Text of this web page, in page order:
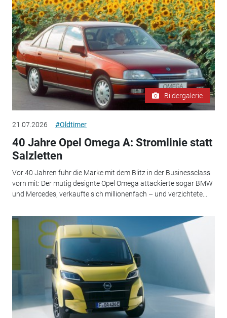
Bildergalerie
21.07.2026 #Oldtimer
40 Jahre Opel Omega A: Stromlinie statt
Salzletten
Vor 40 Jahren fuhr die Marke mit dem Blitz in der Businessclass
vorn mit: Der mutig designte Opel Omega attackierte sogar BMW
und Mercedes, verkaufte sich millionenfach – und verzichtete...